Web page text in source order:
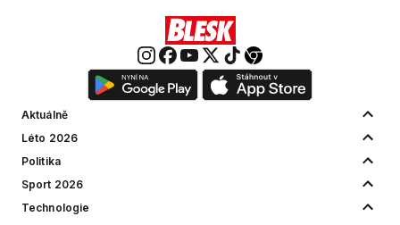
Aktuálně
Léto 2026
Politika
Sport 2026
Technologie